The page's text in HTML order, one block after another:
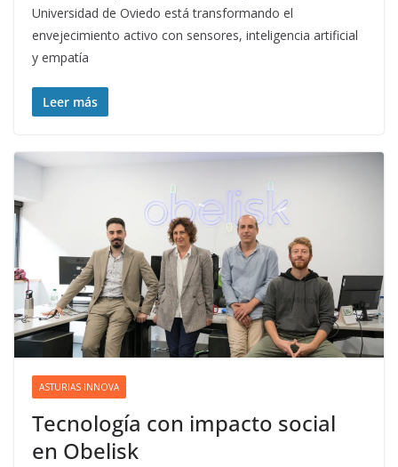
Universidad de Oviedo está transformando el
envejecimiento activo con sensores, inteligencia artificial
y empatía
Leer más
ASTURIAS INNOVA
Tecnología con impacto social
en Obelisk